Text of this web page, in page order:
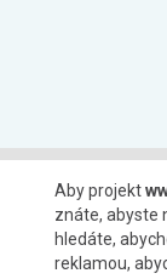
Aby projekt
znáte, abyste
hledáte,
reklamou,